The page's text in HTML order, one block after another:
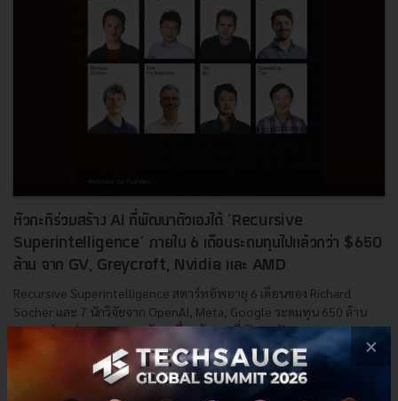
หัวกะทิร่วมสร้าง AI ที่พัฒนาตัวเองได้ ‘Recursive
Superintelligence’ ภายใน 6 เดือนระดมทุนไปแล้วกว่า $650
ล้าน จาก GV, Greycroft, Nvidia และ AMD
Recursive Superintelligence สตาร์ทอัพอายุ 6 เดือนของ Richard
Socher และ 7 นักวิจัยจาก OpenAI, Meta, Google ระดมทุน 650 ล้าน
ดอลลาร์ มูลค่าทะลุ 4,000 ล้าน เพื่อสร้าง AI ที่พัฒนาตัวเอ...
พฤษภาคม 14, 2026| ByTechsauce Team
×